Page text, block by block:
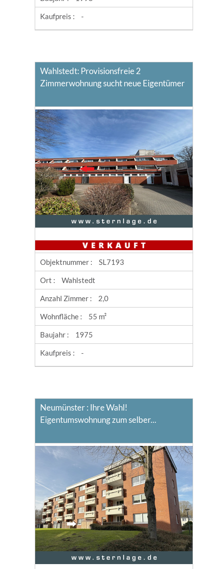
Kaufpreis : -
Wahlstedt: Provisionsfreie 2
Zimmerwohnung sucht neue Eigentümer
Objektnummer : SL7193
Ort : Wahlstedt
Anzahl Zimmer : 2,0
Wohnfläche : 55 m²
Baujahr : 1975
Kaufpreis : -
Neumünster : Ihre Wahl!
Eigentumswohnung zum selber...